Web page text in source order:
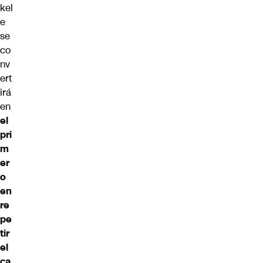
kel
e
se
co
nv
ert
irá
en
el
pri
m
er
o
en
re
pe
tir
el